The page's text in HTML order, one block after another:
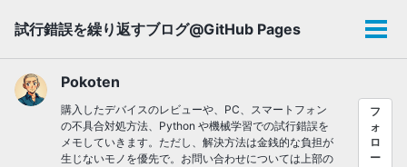
primary
navigation
content
footer
試行錯誤を繰り返すブログ@GitHub Pages
メ
ニ
ー
Pokoten
購入したデバイスのレビューや、PC、スマートフォン
の不具合対処方法、Python や機械学習での試行錯誤を
メモしていきます。ただし、解決方法は金銭的な負担が
生じないモノを優先で。お問い合わせについては上部の
フ
ォ
ロ
ー